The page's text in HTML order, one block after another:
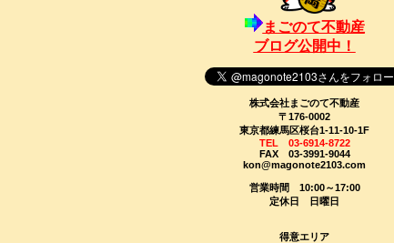
まごのて不動産
ブログ公開中！
株式会社まごのて不動産
〒176-0002
東京都練馬区桜台1-11-10-1F
TEL 03-6914-8722
FAX 03-3991-9044
kon@magonote2103.com
営業時間 10:00～17:00
定休日 日曜日
得意エリア